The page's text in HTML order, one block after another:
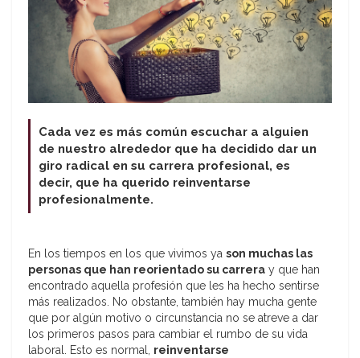
Cada vez es más común escuchar a alguien
de nuestro alrededor que ha decidido dar un
giro radical en su carrera profesional, es
decir, que ha querido reinventarse
profesionalmente.
En los tiempos en los que vivimos ya son muchas las
personas que han reorientado su carrera y que han
encontrado aquella profesión que les ha hecho sentirse
más realizados. No obstante, también hay mucha gente
que por algún motivo o circunstancia no se atreve a dar
los primeros pasos para cambiar el rumbo de su vida
laboral. Esto es normal, reinventarse